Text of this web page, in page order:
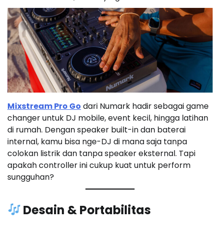
Mixstream Pro Go dari Numark hadir sebagai game
changer untuk DJ mobile, event kecil, hingga latihan
di rumah. Dengan speaker built-in dan baterai
internal, kamu bisa nge-DJ di mana saja tanpa
colokan listrik dan tanpa speaker eksternal. Tapi
apakah controller ini cukup kuat untuk perform
sungguhan?
Desain & Portabilitas